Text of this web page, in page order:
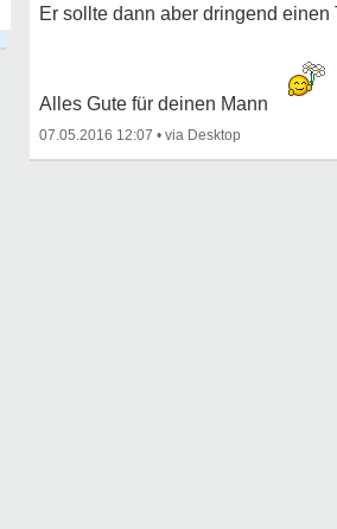
Er sollte dann aber dringend
Alles Gute für deinen Mann
07.05.2016 12:07 •